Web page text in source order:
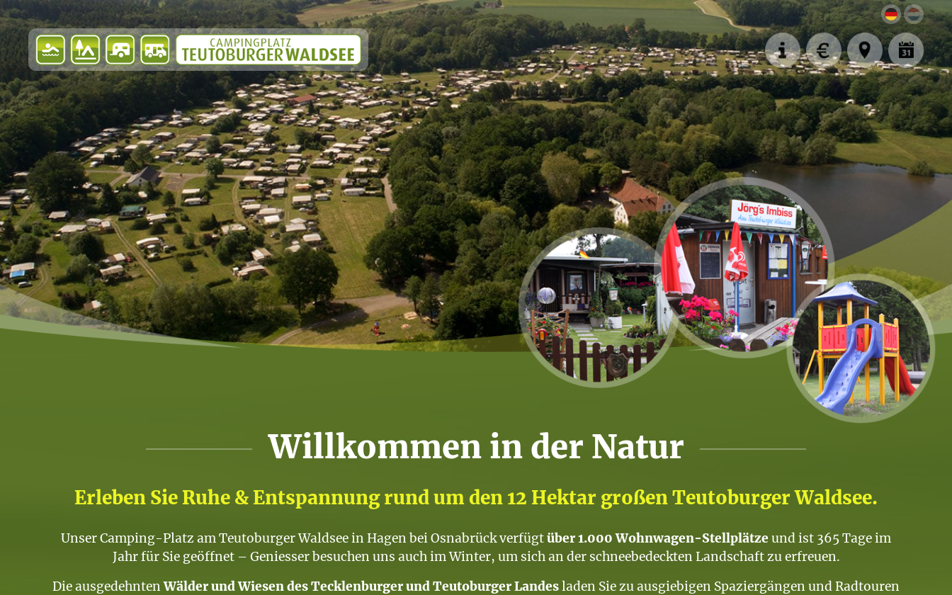
Willkommen in der Natur
Erleben Sie Ruhe & Entspannung rund um den 12 Hektar großen Teutoburger Waldsee.
Unser Camping-Platz am Teutoburger Waldsee in Hagen bei Osnabrück verfügtüber 1.000 Wohnwagen-Stellplätze und ist 365 Tage im
Jahr für Sie geöffnet – Geniesser besuchen uns auch im Winter, um sich an der schneebedeckten Landschaft zu erfreuen.
Die ausgedehntenWälder und Wiesen des Tecklenburger und Teutoburger Landesladen Sie zu ausgiebigen Spaziergängen und Radtouren